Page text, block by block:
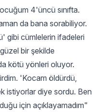
4'üncü sınıfta.
da bana sorabiliyor.
gibi cümlelerin ifadeleri
bir şekilde
kötü yönleri oluyor.
'Kocam öldürdü,
istiyorlar diye sordu. Ben
için açıklayamadım"